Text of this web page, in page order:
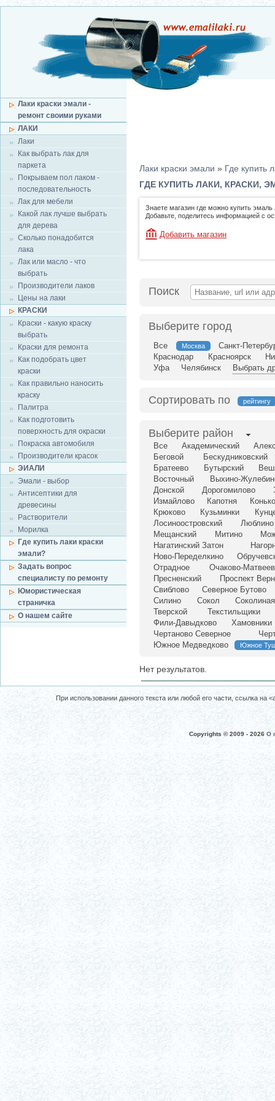
Лаки краски эмали -
ремонт своими руками
ЛАКИ
Лаки
Как выбрать лак для
паркета
Покрываем пол лаком -
последовательность
Лак для мебели
Какой лак лучше выбрать
для дерева
Сколько понадобится
лака
Лак или масло - что
выбрать
Производители лаков
Цены на лаки
КРАСКИ
Краски - какую краску
выбрать
Краски для ремонта
Как подобрать цвет
краски
Как правильно наносить
краску
Палитра
Как подготовить
поверхность для окраски
Покраска автомобиля
Производители красок
ЭИАЛИ
Эмали - выбор
Антисептики для
древесины
Растворители
Морилка
Где купить лаки краски
эмали?
Задать вопрос
специалисту по ремонту
Юмористическая
страничка
О нашем сайте
Лаки краски эмали » Где купить
ГДЕ КУПИТЬ ЛАКИ, КРАСКИ,
Знаете магазин где можно купить эмаль
Добавьте, поделитесь информацией с
Добавить магазин
Поиск
Выберите город
Все Москва
Санкт-
Краснодар
Красноярск
Уфа
Челябинск Выбрать
Сортировать по рейтингу
Выберите район
Все Академический
Беговой
Бескудниковский
Братеево
Бутырский
Восточный
Выхино-
Донской
Дорогомилово
Измайлово
Капотня
Крюково
Кузьминки
Лосиноостровский
Люблино
Мещанский
Митино
Нагатинский Затон
Ново-Переделкино
Отрадное
Очаково-
Пресненский
Проспект
Свиблово
Северное Бутово
Силино
Сокол
Тверской
Текстильщики
Фили-Давыдково
Хамовники
Чертаново Северное
Южное Медведково
Южное
Нет результатов.
При использовании данного текста или любой его части, ссылка
Copyrights © 2009 - 2026 О